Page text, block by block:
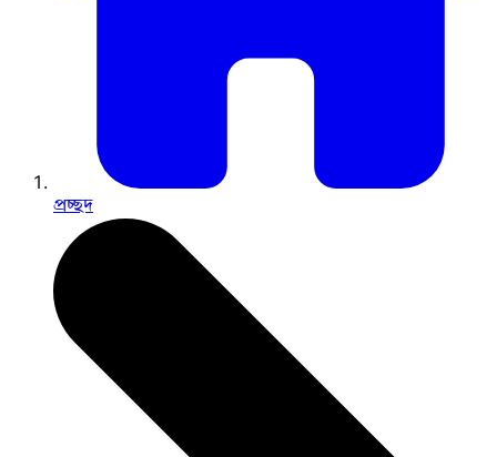
প্রচ্ছদ